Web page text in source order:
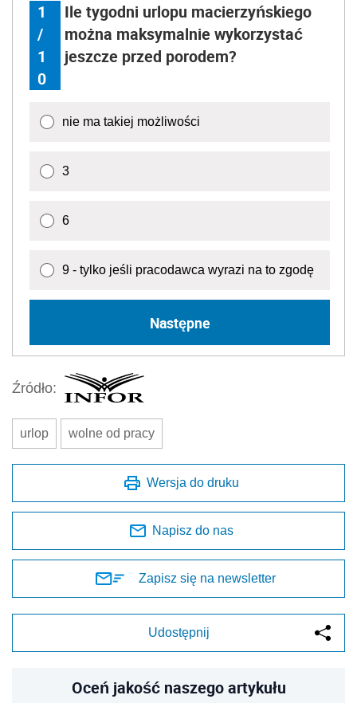
1
/
1
0
Ile tygodni urlopu macierzyńskiego
można maksymalnie wykorzystać
jeszcze przed porodem?
nie ma takiej możliwości
3
6
9 - tylko jeśli pracodawca wyrazi na to zgodę
Następne
Źródło:
urlop wolne od pracy
Wersja do druku
Napisz do nas
Zapisz się na newsletter
Udostępnij
Oceń jakość naszego artykułu